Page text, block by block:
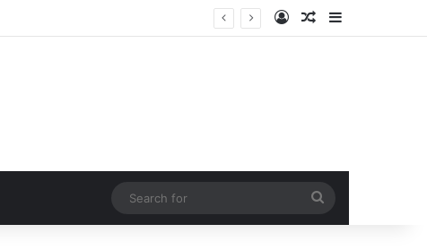
Log InRandom Article
Sidebar
for